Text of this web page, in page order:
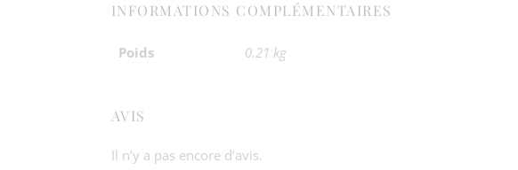
INFORMATIONS COMPLÉMENTAIRES
Poids 0.21 kg
AVIS
Il n’y a pas encore d’avis.